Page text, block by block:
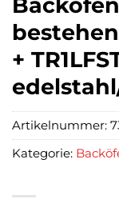
+
Artikelnummer:
Kategorie: